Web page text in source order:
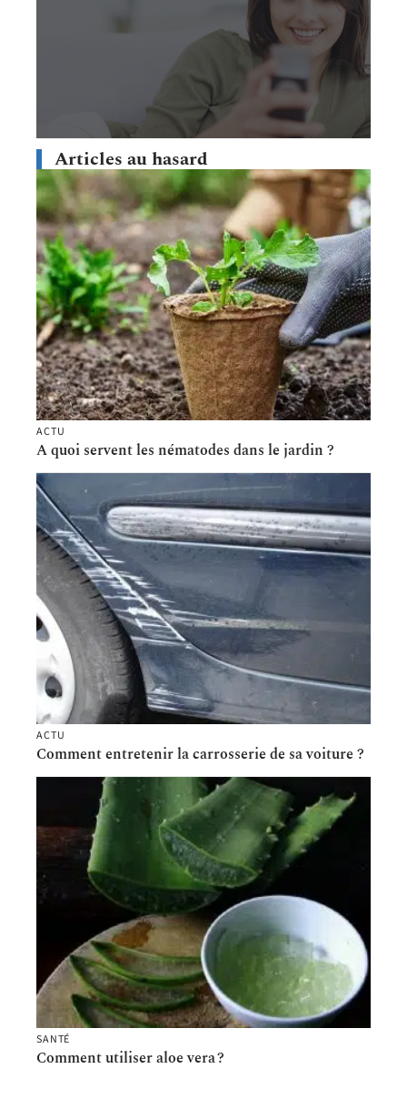
Articles au hasard
ACTU
A quoi servent les nématodes dans le jardin ?
ACTU
Comment entretenir la carrosserie de sa voiture ?
SANTÉ
Comment utiliser aloe vera ?